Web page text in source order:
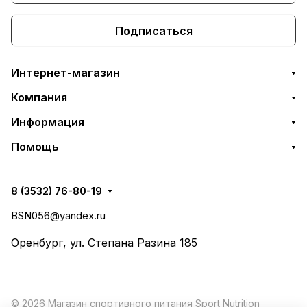
Подписаться
Интернет-магазин
Компания
Информация
Помощь
8 (3532) 76-80-19
BSN056@yandex.ru
Оренбург, ул. Степана Разина 185
© 2026 Магазин спортивного питания Sport Nutrition